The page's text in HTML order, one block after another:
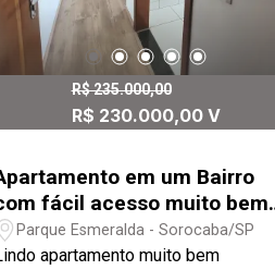
R$ 235.000,00
R$ 230.000,00 V
em um Bairro
fácil acesso muito bem
na zona Oeste de
Parque Esmeralda - Sorocaba/SP
apartamento muito bem